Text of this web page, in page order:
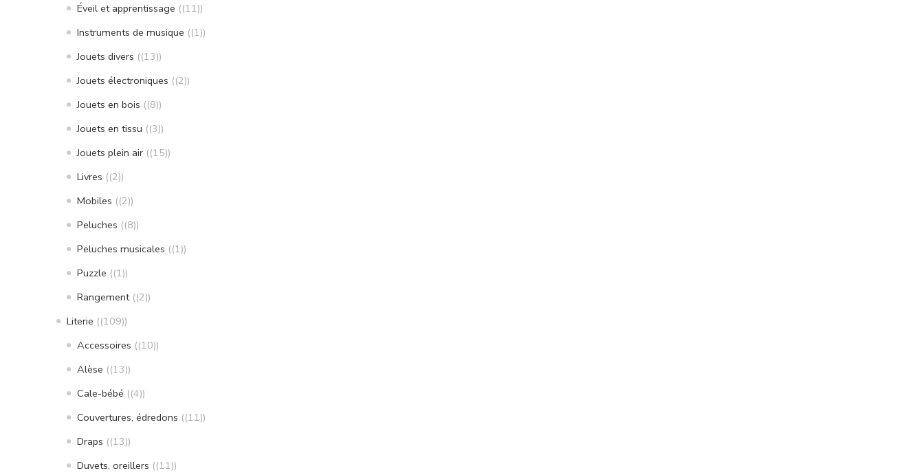
Éveil et apprentissage (11)
Instruments de musique (1)
Jouets divers (13)
Jouets électroniques (2)
Jouets en bois (8)
Jouets en tissu (3)
Jouets plein air (15)
Livres (2)
Mobiles (2)
Peluches (8)
Peluches musicales (1)
Puzzle (1)
Rangement (2)
Literie (109)
Accessoires (10)
Alèse (13)
Cale-bébé (4)
Couvertures, édredons (11)
Draps (13)
Duvets, oreillers (11)